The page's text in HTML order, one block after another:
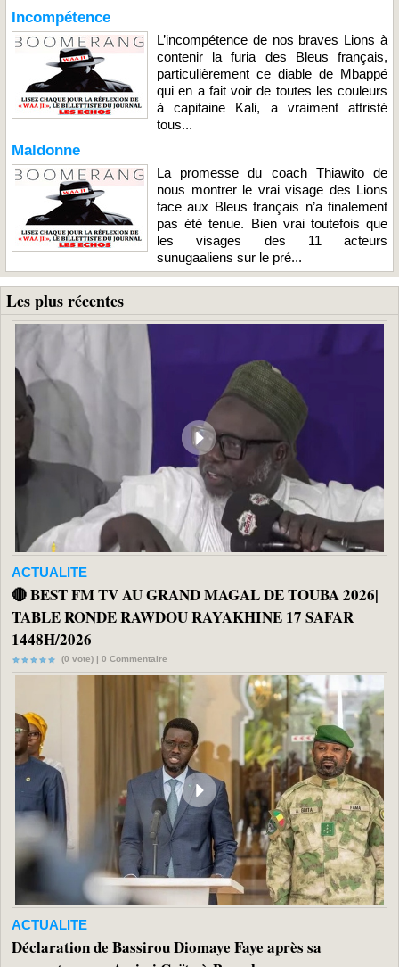
Incompétence
L’incompétence de nos braves Lions à
contenir la furia des Bleus français,
particulièrement ce diable de Mbappé
qui en a fait voir de toutes les couleurs
à capitaine Kali, a vraiment attristé
tous...
Maldonne
La promesse du coach Thiawito de
nous montrer le vrai visage des Lions
face aux Bleus français n’a finalement
pas été tenue. Bien vrai toutefois que
les visages des 11 acteurs
sunugaaliens sur le pré...
Les plus récentes
ACTUALITE
🔴 BEST FM TV AU GRAND MAGAL DE TOUBA 2026|
TABLE RONDE RAWDOU RAYAKHINE 17 SAFAR
1448H/2026
(0 vote) | 0 Commentaire
ACTUALITE
Déclaration de Bassirou Diomaye Faye après sa